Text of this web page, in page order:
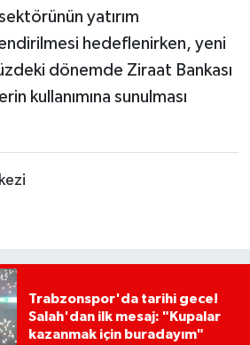
yatırım
hedeflenirken, yeni
dönemde Ziraat Bankası
kullanımına sunulması
Trabzonspor'da tarihi gece!
Salah'dan ilk mesaj: "Kupalar
kazanmak için buradayım"